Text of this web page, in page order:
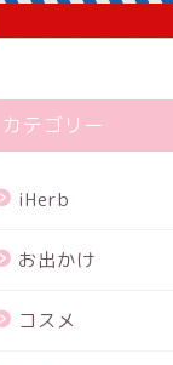
カテゴリー
iHerb
お出かけ
コスメ